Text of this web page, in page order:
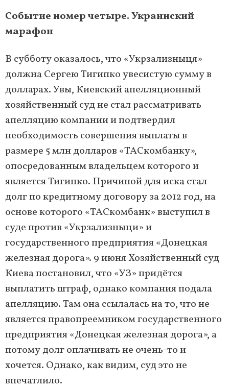
Событие номер четыре. Украинский
марафон
В субботу оказалось, что «Укрзализныця»
должна Сергею Тигипко увесистую сумму в
долларах. Увы, Киевский апелляционный
хозяйственный суд не стал рассматривать
апелляцию компании и подтвердил
необходимость совершения выплаты в
размере 5 млн долларов «ТАСкомбанку»,
опосредованным владельцем которого и
является Тигипко. Причиной для иска стал
долг по кредитному договору за 2012 год, на
основе которого «ТАСкомбанк» выступил в
суде против «Укрзализныци» и
государственного предприятия «Донецкая
железная дорога». 9 июня Хозяйственный суд
Киева постановил, что «УЗ» придётся
выплатить штраф, однако компания подала
апелляцию. Там она ссылалась на то, что не
является правопреемником государственного
предприятия «Донецкая железная дорога», а
потому долг оплачивать не очень-то и
хочется. Однако, как видим, суд это не
впечатлило.